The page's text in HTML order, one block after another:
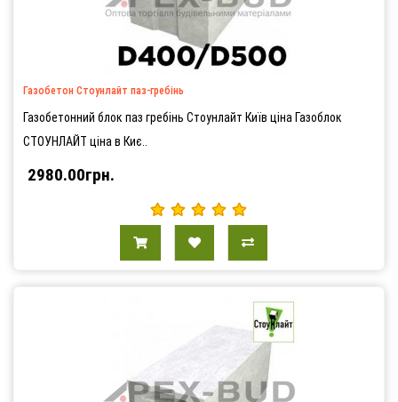
Газобетон Стоунлайт паз-гребінь
Газобетонний блок паз гребінь Стоунлайт Київ ціна Газоблок
СТОУНЛАЙТ ціна в Киє..
2980.00грн.